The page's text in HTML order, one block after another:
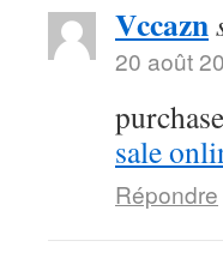
Vccazn
20 août
sale
Répondre